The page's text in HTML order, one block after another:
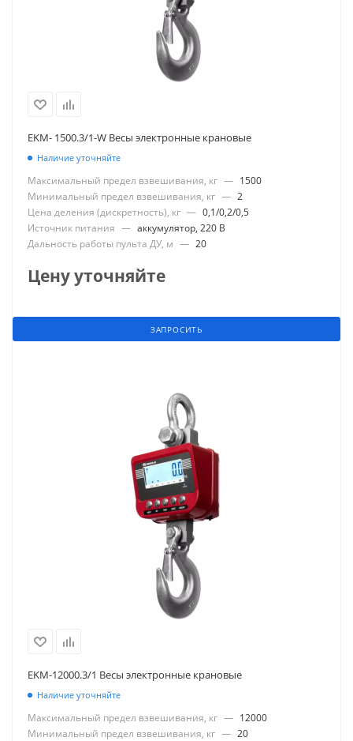
EKM- 1500.3/1-W Весы электронные крановые
Наличие уточняйте
Максимальный предел взвешивания, кг — 1500
Минимальный предел взвешивания, кг — 2
Цена деления (дискретность), кг — 0,1/0,2/0,5
Источник питания — аккумулятор, 220 В
Дальность работы пульта ДУ, м — 20
Цену уточняйте
ЗАПРОСИТЬ
EKM-12000.3/1 Весы электронные крановые
Наличие уточняйте
Максимальный предел взвешивания, кг — 12000
Минимальный предел взвешивания, кг — 20